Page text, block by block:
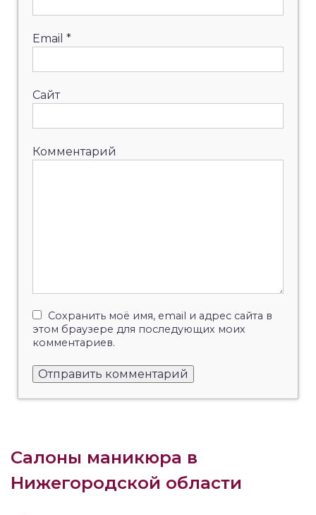
Email *
Сайт
Комментарий
Сохранить моё имя, email и адрес сайта в
этом браузере для последующих моих
комментариев.
Салоны маникюра в
Нижегородской области